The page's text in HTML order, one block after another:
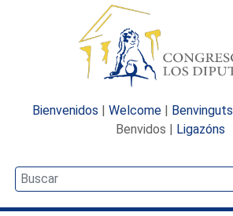
Bienvenidos | Welcome | Benvinguts
Benvidos | Ligazóns